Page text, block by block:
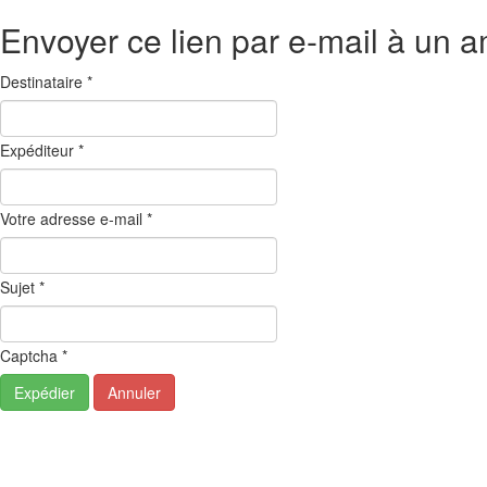
Envoyer ce lien par e-mail à un
Destinataire *
Expéditeur *
Votre adresse e-mail *
Sujet *
Captcha *
Expédier
Annuler